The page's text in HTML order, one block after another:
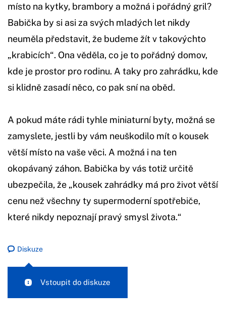
místo na kytky, brambory a možná i pořádný gril?
Babička by si asi za svých mladých let nikdy
neuměla představit, že budeme žít v takovýchto
„krabicích“. Ona věděla, co je to pořádný domov,
kde je prostor pro rodinu. A taky pro zahrádku, kde
si klidně zasadí něco, co pak sní na oběd.
A pokud máte rádi tyhle miniaturní byty, možná se
zamyslete, jestli by vám neuškodilo mít o kousek
větší místo na vaše věci. A možná i na ten
okopávaný záhon. Babička by vás totiž určitě
ubezpečila, že „kousek zahrádky má pro život větší
cenu než všechny ty supermoderní spotřebiče,
které nikdy nepoznají pravý smysl života.“
Diskuze
Vstoupit do diskuze